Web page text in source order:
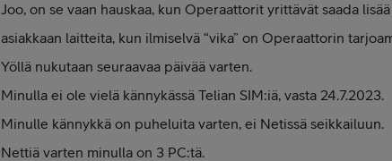
Joo, on se vaan hauskaa, kun Operaattorit yrittävät saada
asiakkaan laitteita, kun ilmiselvä “vika” on Operaattorin
Yöllä nukutaan seuraavaa päivää varten.
Minulla ei ole vielä kännykässä Telian SIM:iä, vasta 24.7.2023.
Minulle kännykkä on puheluita varten, ei Netissä seikkailuun.
Nettiä varten minulla on 3 PC:tä.